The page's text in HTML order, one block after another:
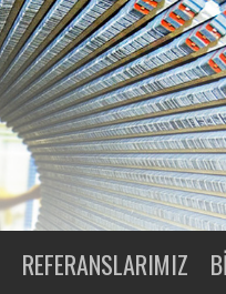
REFERANSLARIMIZ